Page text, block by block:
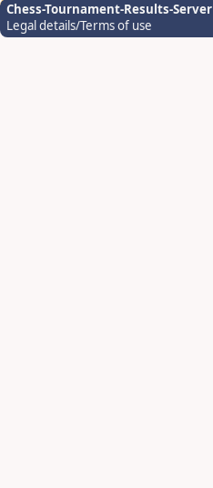
Chess-Tournament-Results-Server
Legal details/Terms of use